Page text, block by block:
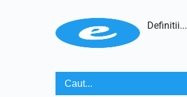
Definitii...